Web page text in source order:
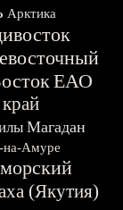
Арктика
ЕАО
Магадан
на-Амуре
(Якутия)